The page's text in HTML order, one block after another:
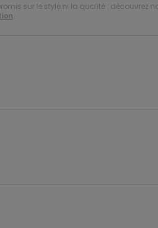
sur le style ni la qualité : découvrez
.